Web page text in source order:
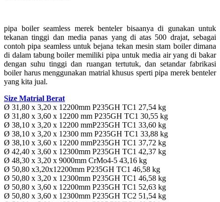
pipa boiler seamless merek benteler bisaanya di gunakan untuk
tekanan tinggi dan media panas yang di atas 500 drajat, sebagai
contoh pipa seamless untuk bejana tekan mesin stam boiler dimana
di dalam tabung boiler memiliki pipa untuk media air yang di bakar
dengan suhu tinggi dan ruangan tertutuk, dan setandar fabrikasi
boiler harus menggunakan matrial khusus sperti pipa merek benteler
yang kita jual.
Size Matrial Berat
Ø 31,80 x 3,20 x 12200mm P235GH TC1 27,54 kg
Ø 31,80 x 3,60 x 12200 mm P235GH TC1 30,55 kg
Ø 38,10 x 3,20 x 12200 mmP235GH TC1 33,60 kg
Ø 38,10 x 3,20 x 12300 mm P235GH TC1 33,88 kg
Ø 38,10 x 3,60 x 12200 mmP235GH TC1 37,72 kg
Ø 42,40 x 3,60 x 12300mm P235GH TC1 42,37 kg
Ø 48,30 x 3,20 x 9000mm CrMo4-5 43,16 kg
Ø 50,80 x3,20x12200mm P235GH TC1 46,58 kg
Ø 50,80 x 3,20 x 12300mm P235GH TC1 46,58 kg
Ø 50,80 x 3,60 x 12200mm P235GH TC1 52,63 kg
Ø 50,80 x 3,60 x 12300mm P235GH TC2 51,54 kg